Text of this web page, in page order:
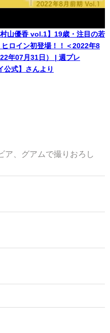
山優香 vol.1】19歳・注目の若
ロイン初登場！！＜2022年8
年07月31日） | 週プレ
公式】さんより
ア、グアムで撮りおろし